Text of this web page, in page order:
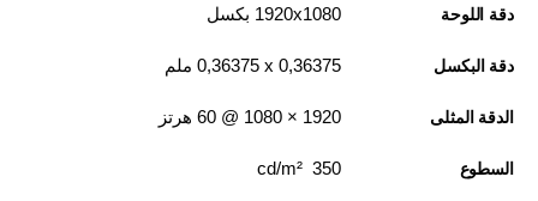
دقة اللوحة 1920x1080 بكسل
دقة البكسل 0,36375 x‏ 0,36375 ملم
الدقة المثلى 1920‏ × 1080 @ 60 هرتز
السطوع 350 cd/m²